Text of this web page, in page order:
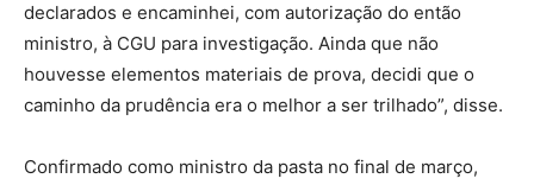
declarados e encaminhei, com autorização do então
ministro, à CGU para investigação. Ainda que não
houvesse elementos materiais de prova, decidi que o
caminho da prudência era o melhor a ser trilhado”, disse.
Confirmado como ministro da pasta no final de março,